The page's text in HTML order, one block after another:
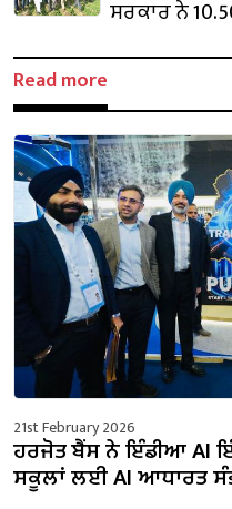
ਸਰਕਾਰ ਨੇ
Read more
21st February 2026
ਹਰਜੋਤ ਬੈਂਸ ਨੇ ਇੰਡੀਆ AI
ਸਕੂਲਾਂ ਲਈ AI ਆਧਾਰਤ